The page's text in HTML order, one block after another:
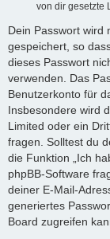
von dir gesetzte
Dein Passwort wird
gespeichert, so
dieses Passwort
verwenden. Das
Benutzerkonto für
Insbesondere wird
Limited oder ein
fragen. Solltest du
die Funktion „Ich
phpBB-Software
deiner E-Mail-
generiertes
Board zugreifen